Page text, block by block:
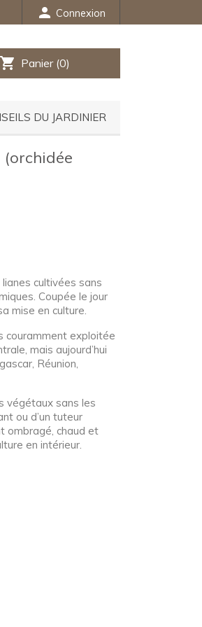
person Connexion
shopping_cart Panier (0)
DU JARDINIER
lianes cultivées sans
Coupée le jour
mise en culture.
couramment exploitée
mais aujourd’hui
Réunion,
végétaux sans les
ou d’un tuteur
ombragé, chaud et
en intérieur.